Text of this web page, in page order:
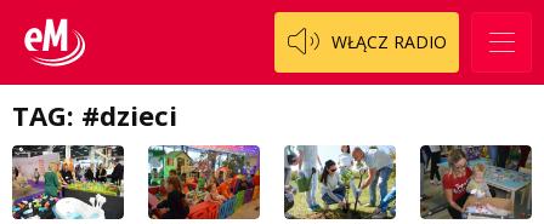
WŁĄCZ RADIO
TAG: #dzieci